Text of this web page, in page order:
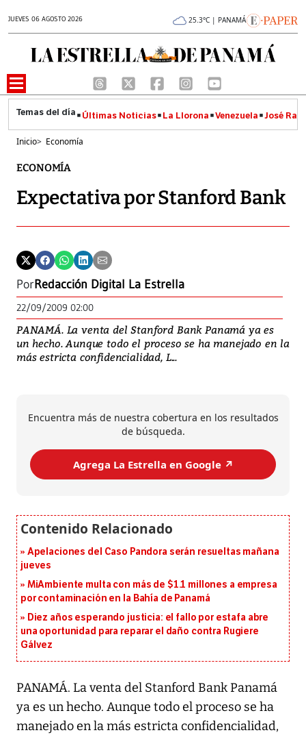
JUEVES 06 AGOSTO 2026 25.3°C | PANAMÁ
Últimas Noticias La Llorona Venezuela José
Inicio> Economía
ECONOMÍA
Expectativa por Stanford Bank
PorRedacción Digital La Estrella
22/09/2009 02:00
PANAMÁ. La venta del Stanford Bank Panamá ya es
un hecho. Aunque todo el proceso se ha manejado en la
más estricta confidencialidad, L...
Encuentra más de nuestra cobertura en los resultados
de búsqueda.
Agrega La Estrella en Google ↗️
Apelaciones del Caso Pandora serán resueltas mañana
jueves
MiAmbiente multa con más de $1.1 millones a empresa
por contaminación en la Bahía de Panamá
Diez años esperando justicia: el fallo por estafa abre
una oportunidad para reparar el daño contra Rugiere
Gálvez
PANAMÁ. La venta del Stanford Bank Panamá
ya es un hecho. Aunque todo el proceso se ha
manejado en la más estricta confidencialidad,